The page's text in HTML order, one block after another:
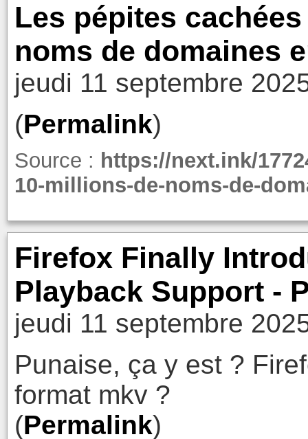
Les pépites
noms de domaines
jeudi 11 septembre
(Permalink)
Source : https://next.ink/
10-millions-de-noms-de-
Firefox Finally
Playback Support -
jeudi 11 septembre
Punaise, ça y est ?
format mkv ?
(Permalink)